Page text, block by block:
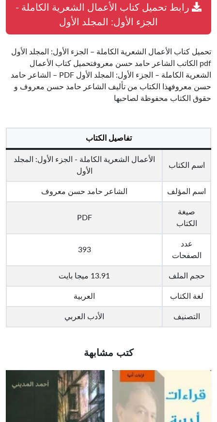
رابط تحميل كتاب الأعمال الشعرية الكاملة -
الجزء الأول: المجلد الأول
تحميل كتاب الأعمال الشعرية الكاملة – الجزء الأول: المجلد الأول
pdf الكاتب الشاعر حامد حسن معروفتحميل كتاب الأعمال
الشعرية الكاملة – الجزء الأول: المجلد الأول PDF – الشاعر حامد
حسن معروفهذا الكتاب من تأليف الشاعر حامد حسن معروف و
حقوق الكتاب محفوظة لصاحبها
تفاصيل الكتاب
اسم الكتاب
الأعمال الشعرية الكاملة - الجزء الأول: المجلد
الأول
اسم المؤلف الشاعر حامد حسن معروف
صيغة
الكتاب
PDF
عدد
الصفحات
393
حجم الملف 13.91 ميجا بايت
لغة الكتاب العربية
التصنيف الأدب العربي
كتب مشابهة